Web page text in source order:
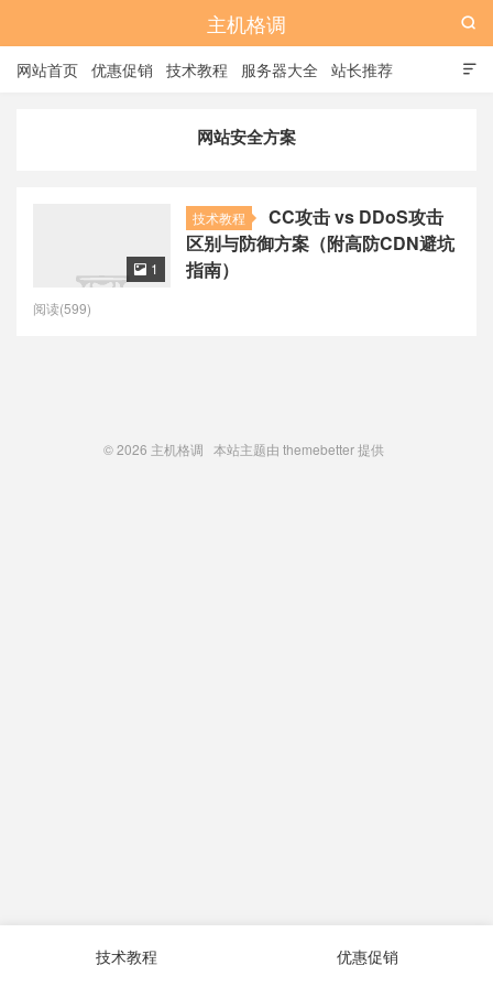
主机格调

网站首页 优惠促销 技术教程 服务器大全 站长推荐

网站安全方案
技术教程
CC攻击 vs DDoS攻击
区别与防御方案（附高防CDN避坑
指南）
 1
阅读(599)
© 2026 主机格调 本站主题由 themebetter提供
技术教程 优惠促销